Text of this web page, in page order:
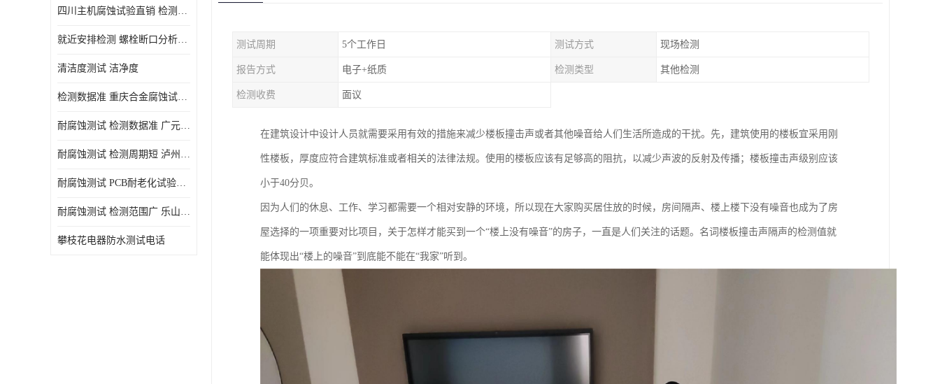
四川主机腐蚀试验直销 检测数据准
就近安排检测 螺栓断口分析公司 断裂失效分析
清洁度测试 洁净度
检测数据准 重庆合金腐蚀试验厂商
耐腐蚀测试 检测数据准 广元家电腐蚀试验
耐腐蚀测试 检测周期短 泸州仪器仪表盐雾试验
耐腐蚀测试 PCB耐老化试验供应 就近安排检测
耐腐蚀测试 检测范围广 乐山腐蚀试验供应
攀枝花电器防水测试电话
测试周期 5个工作日 测试方式 现场检测
报告方式 电子+纸质 检测类型 其他检测
检测收费 面议
在建筑设计中设计人员就需要采用有效的措施来减少楼板撞击声或者其他噪音给人们生活所造成的干扰。先，建筑使用的楼板宜采用刚
性楼板，厚度应符合建筑标准或者相关的法律法规。使用的楼板应该有足够高的阻抗，以减少声波的反射及传播；楼板撞击声级别应该
小于40分贝。
因为人们的休息、工作、学习都需要一个相对安静的环境，所以现在大家购买居住放的时候，房间隔声、楼上楼下没有噪音也成为了房
屋选择的一项重要对比项目，关于怎样才能买到一个“楼上没有噪音”的房子，一直是人们关注的话题。名词楼板撞击声隔声的检测值就
能体现出“楼上的噪音”到底能不能在“我家”听到。